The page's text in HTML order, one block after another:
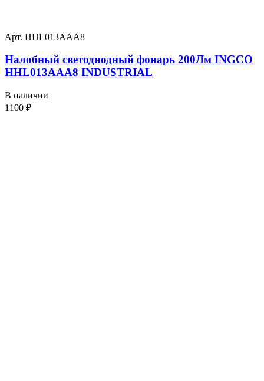
Арт. HHL013AAA8
Налобный светодиодный фонарь 200Лм INGCO
HHL013AAA8 INDUSTRIAL
В наличии
1100 ₽